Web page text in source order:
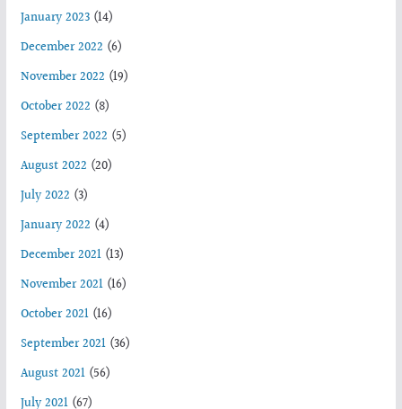
January 2023(14)
December 2022 (6)
November 2022 (19)
October 2022 (8)
September 2022 (5)
August 2022 (20)
July 2022 (3)
January 2022 (4)
December 2021(13)
November 2021(16)
October 2021(16)
September 2021(36)
August 2021(56)
July 2021(67)